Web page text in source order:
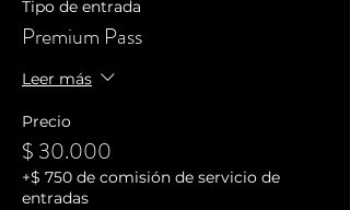
Tipo de entrada
Premium Pass
Leer más
Precio
$ 30.000
+$ 750 de comisión de servicio de
entradas